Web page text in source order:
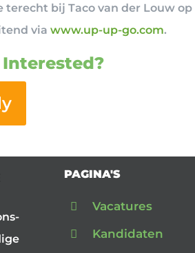
bij Taco van der Louw op
via www.up-up-go.com.
PAGINA'S
Vacatures
Kandidaten